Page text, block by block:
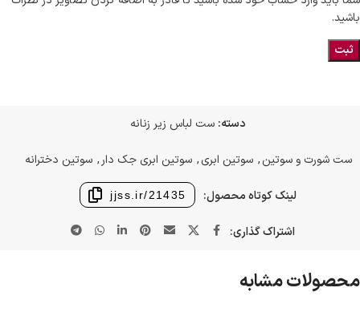
باشید.
دسته: ست لباس زیر زنانه
ست شورت و سوتین, سوتین ابری, سوتین ابری جک دار , سوتین دخترانه
لینک کوتاه محصول: jjss.ir/21435
اشتراک گذاری:
محصولات مشابه